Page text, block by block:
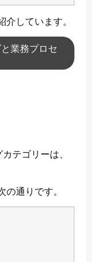
しています。
業務プロセ
テゴリーは、
通りです。